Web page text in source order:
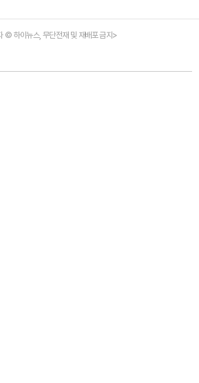
© 하이뉴스, 무단전재 및 재배포 금지>